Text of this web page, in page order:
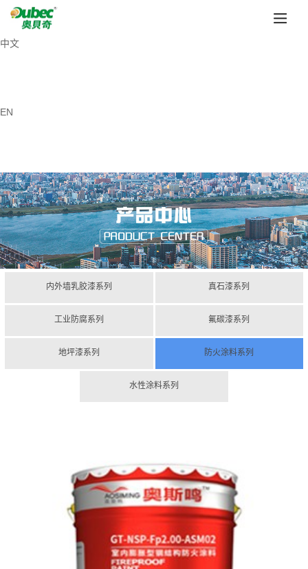
中文
EN
内外墙乳胶漆系列 真石漆系列
工业防腐系列 氟碳漆系列
地坪漆系列 防火涂料系列
水性涂料系列